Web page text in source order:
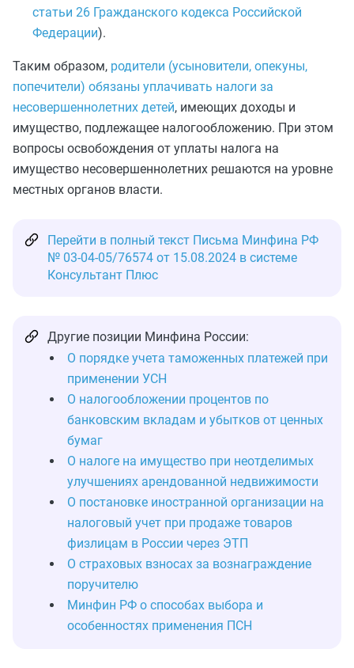
статьи 26 Гражданского кодекса Российской
Федерации).
Таким образом, родители (усыновители, опекуны,
попечители) обязаны уплачивать налоги за
несовершеннолетних детей, имеющих доходы и
имущество, подлежащее налогообложению. При этом
вопросы освобождения от уплаты налога на
имущество несовершеннолетних решаются на уровне
местных органов власти.
Перейти в полный текст Письма Минфина РФ
№ 03-04-05/76574 от 15.08.2024 в системе
Консультант Плюс
Другие позиции Минфина России:
О порядке учета таможенных платежей при
применении УСН
О налогообложении процентов по
банковским вкладам и убытков от ценных
бумаг
О налоге на имущество при неотделимых
улучшениях арендованной недвижимости
О постановке иностранной организации на
налоговый учет при продаже товаров
физлицам в России через ЭТП
О страховых взносах за вознаграждение
поручителю
Минфин РФ о способах выбора и
особенностях применения ПСН